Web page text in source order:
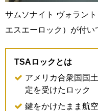
サムソナイト ヴォラン
エスエーロック）が付い
TSAロックとは
アメリカ合衆国国
定を受けたロック
鍵をかけたまま航